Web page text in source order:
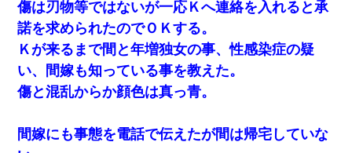
傷は刃物等ではないが一応Ｋへ連絡を入れると承
諾を求められたのでＯＫする。
Ｋが来るまで間と年増独女の事、性感染症の疑
い、間嫁も知っている事を教えた。
傷と混乱からか顔色は真っ青。
間嫁にも事態を電話で伝えたが間は帰宅していな